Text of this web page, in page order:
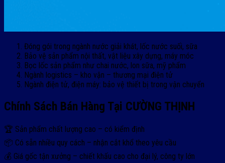
Đóng gói trong ngành nước giải khát, lốc nước suối, sữa
Bảo vệ sản phẩm nội thất, vật liệu xây dựng, máy móc
Bọc lốc sản phẩm như chai nước, lon sữa, mỹ phẩm
Ngành logistics – kho vận – thương mại điện tử
Ngành điện tử, điện máy: bảo vệ thiết bị trong vận chuyển
Chính Sách Bán Hàng Tại CƯỜNG THỊNH
🏆 Sản phẩm chất lượng cao – có kiểm định
📦 Có sẵn nhiều quy cách – nhận cắt khổ theo yêu cầu
💰 Giá gốc tận xưởng – chiết khấu cao cho đại lý, công ty lớn